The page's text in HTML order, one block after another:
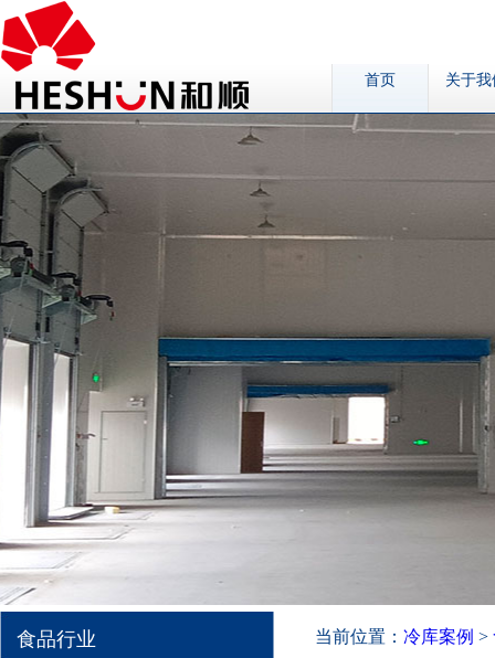
首页 关于我
食品行业 当前位置： 冷库案例 >